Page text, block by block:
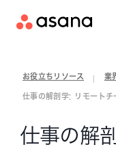
セー
お役立ちリソース 業
仕事の解剖学: リモートチ
仕事の解